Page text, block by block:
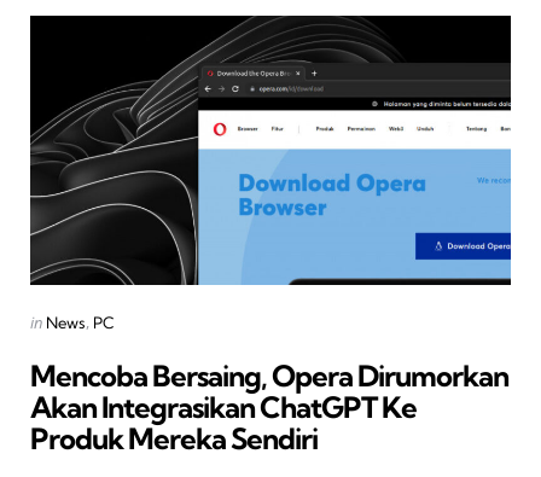
Categories
Posted
in News PC
Mencoba Bersaing, Opera Dirumorkan
Akan Integrasikan ChatGPT Ke
Produk Mereka Sendiri